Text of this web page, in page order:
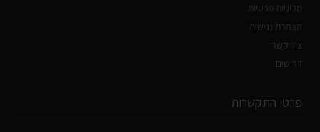
מדיניות פרטיות
הצהרת נגישות
צור קשר
דרושים
פרטי התקשרות